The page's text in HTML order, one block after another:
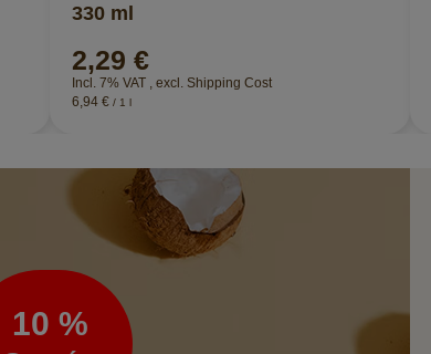
330 ml
2,29 €
Incl. 7% VAT excl. Shipping Cost
6,94 € / 1 l
10 %